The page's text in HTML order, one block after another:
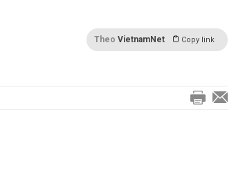
Theo VietnamNet Copy link